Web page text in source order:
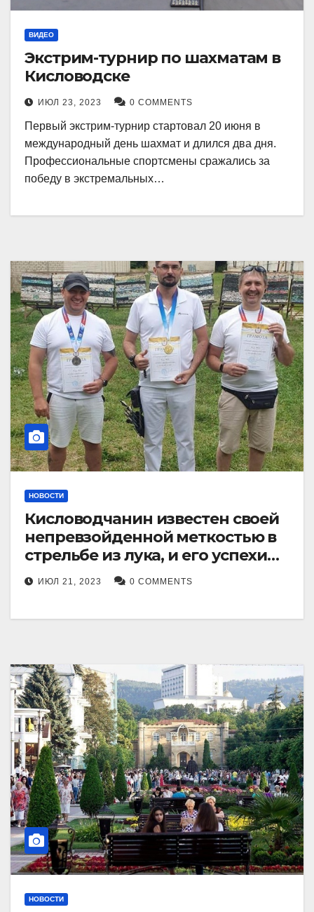
ВИДЕО
Экстрим-турнир по шахматам в
Кисловодске
ИЮЛ 23, 2023 0 COMMENTS
Первый экстрим-турнир стартовал 20 июня в
международный день шахмат и длился два дня.
Профессиональные спортсмены сражались за
победу в экстремальных…
НОВОСТИ
Кисловодчанин известен своей
непревзойденной меткостью в
стрельбе из лука, и его успехи
прославили его в
Ставропольском крае.
ИЮЛ 21, 2023 0 COMMENTS
НОВОСТИ